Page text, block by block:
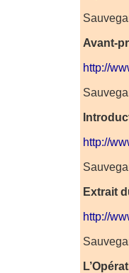
Avant-
http://
http://
Extrait
http://